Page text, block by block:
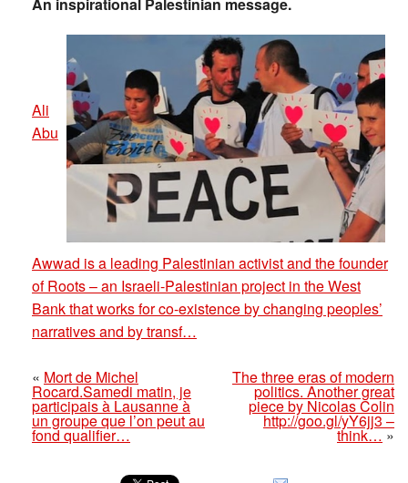
Ali
Abu
Awwad is a leading Palestinian activist and the founder
of Roots – an Israeli-Palestinian project in the West
Bank that works for co-existence by changing peoples’
narratives and by transf…
« Mort de Michel
Rocard.Samedi matin, je
participais à Lausanne à
un groupe que l’on peut au
fond qualifier…
The three eras of modern
politics. Another great
piece by Nicolas Colin
http://goo.gl/yY6jj3 –
think…»